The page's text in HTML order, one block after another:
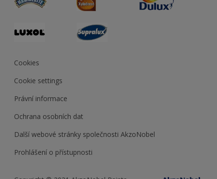
Cookies
Cookie settings
Právní informace
Ochrana osobních dat
Další webové stránky společnosti AkzoNobel
Prohlášení o přístupnosti